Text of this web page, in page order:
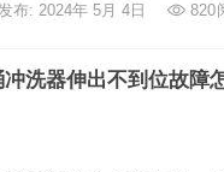
布: 2024年 5月 4日 820
洗器伸出不到位故障